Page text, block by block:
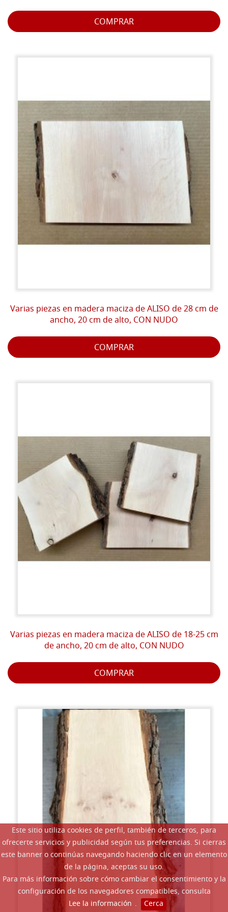
Este sitio utiliza cookies de perfil, también de terceros, para
ofrecerte servicios y publicidad según tus preferencias. Si cierras
este banner o continúas navegando haciendo clic en un elemento
de la página, aceptas su uso.
Para más información sobre cómo cambiar el consentimiento y la
configuración de los navegadores compatibles, consulta
Lee la información . Cerca
COMPRAR
Varias piezas en madera maciza de ALISO de 28 cm de
ancho, 20 cm de alto, CON NUDO
COMPRAR
Varias piezas en madera maciza de ALISO de 18-25 cm
de ancho, 20 cm de alto, CON NUDO
COMPRAR